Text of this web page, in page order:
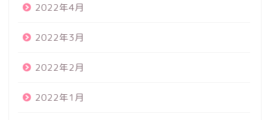
2022年4月
2022年3月
2022年2月
2022年1月